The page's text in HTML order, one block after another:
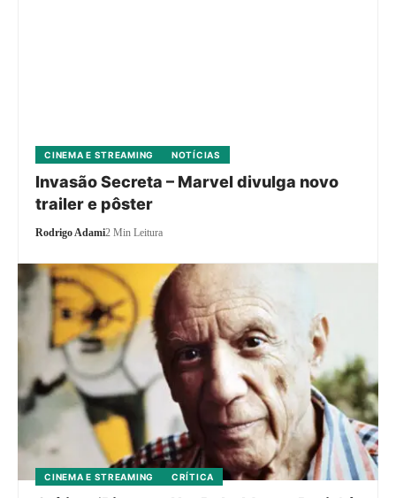
CINEMA E STREAMING NOTÍCIAS
Invasão Secreta – Marvel divulga novo
trailer e pôster
Rodrigo Adami2 Min Leitura
CINEMA E STREAMING CRÍTICA